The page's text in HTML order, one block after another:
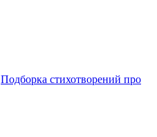
Подборка стихотворений про